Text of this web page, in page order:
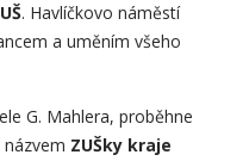
. Havlíčkovo náměstí
a uměním všeho
G. Mahlera, proběhne
ZUŠky kraje